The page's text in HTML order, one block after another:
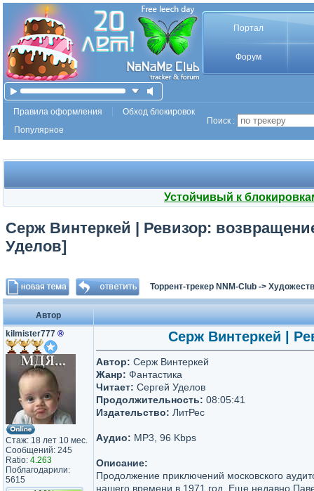
Портал
Форум
Правила оформления
Обход блокировок
Популярное
Поиск :
Устойчивый к
Серж Винтеркей | Ревизор:
Уделов]
Торрент-трекер NNM-Club ->
Автор
kilmister777 ®
Стаж: 18 лет 10 мес.
Сообщений: 245
Ratio: 4.263
Поблагодарили:
5615
Серж Винтеркей |
Автор: Серж Винтеркей
Жанр: Фантастика
Читает: Сергей Уделов
Продолжительность: 08:05:41
Издательство: ЛитРес
Аудио: MP3, 96 Kbps
Описание:
Продолжение приключений московского
нашего времени в 1971 год. Еще недавно